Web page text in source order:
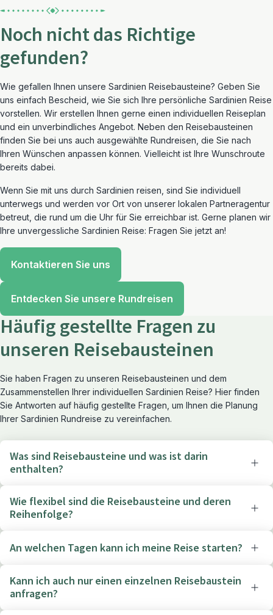
Noch nicht das Richtige
gefunden?
Wie gefallen Ihnen unsere Sardinien Reisebausteine? Geben Sie
uns einfach Bescheid, wie Sie sich Ihre persönliche Sardinien Reise
vorstellen. Wir erstellen Ihnen gerne einen individuellen Reiseplan
und ein unverbindliches Angebot. Neben den Reisebausteinen
finden Sie bei uns auch ausgewählte Rundreisen, die Sie nach
Ihren Wünschen anpassen können. Vielleicht ist Ihre Wunschroute
bereits dabei.
Wenn Sie mit uns durch Sardinien reisen, sind Sie individuell
unterwegs und werden vor Ort von unserer lokalen Partneragentur
betreut, die rund um die Uhr für Sie erreichbar ist. Gerne planen wir
Ihre unvergessliche Sardinien Reise: Fragen Sie jetzt an!
Kontaktieren Sie uns
Entdecken Sie unsere Rundreisen
Häufig gestellte Fragen zu
unseren Reisebausteinen
Sie haben Fragen zu unseren Reisebausteinen und dem
Zusammenstellen Ihrer individuellen Sardinien Reise? Hier finden
Sie Antworten auf häufig gestellte Fragen, um Ihnen die Planung
Ihrer Sardinien Rundreise zu vereinfachen.
Was sind Reisebausteine und was ist darin
enthalten?
Wie flexibel sind die Reisebausteine und deren
Reihenfolge?
An welchen Tagen kann ich meine Reise starten?
Kann ich auch nur einen einzelnen Reisebaustein
anfragen?